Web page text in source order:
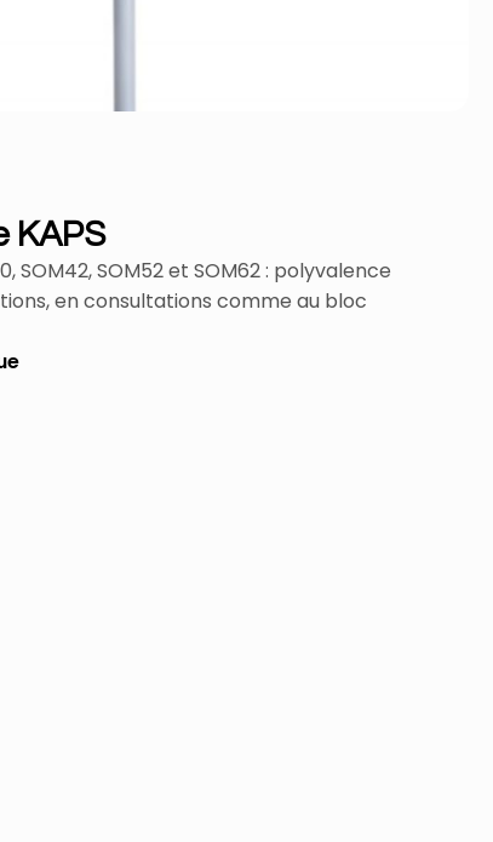
KAPS
SOM42, SOM52 et SOM62 : polyvalence
en consultations comme au bloc